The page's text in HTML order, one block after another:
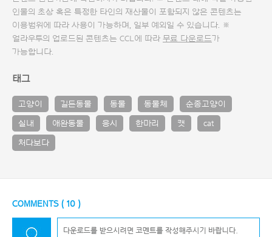
인물의 초상 혹은 특정한 타인의 재산물이 포함되지 않은 콘텐츠는
이용범위에 따라 사용이 가능하며, 일부 예외일 수 있습니다. ※
얼라우투의 업로드된 콘텐츠는 CCL에 따라 무료 다운로드가
가능합니다.
태그
고양이 길든동물 동물 동물체 순종고양이
실내 애완동물 응시 한마리 캣 cat
처다보다
COMMENTS ( 10 )